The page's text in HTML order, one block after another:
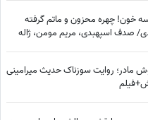
خون! چهره محزون و ماتم گرفته
صدف اسپهبدی، مریم مومن، ژاله
مادر؛ روایت سوزناک حدیث میرامینی